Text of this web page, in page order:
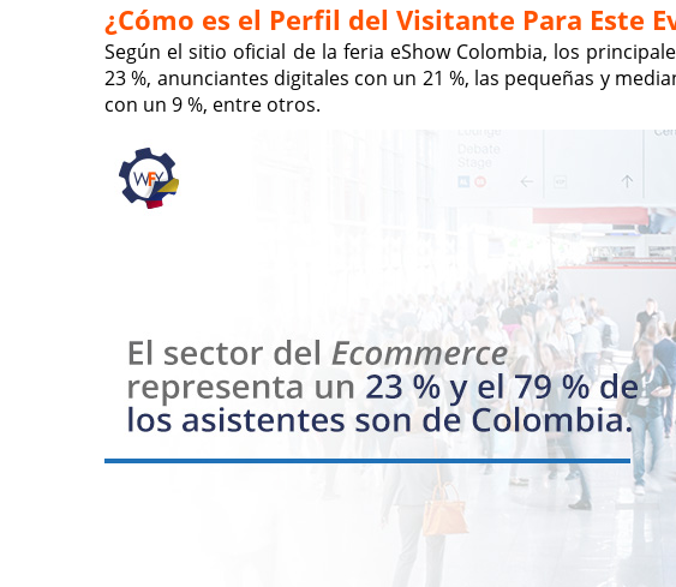
¿Cómo es el Perfil del Visitante Para Este
Según el sitio oficial de la feria eShow Colombia, los
23 %, anunciantes digitales con un 21 %, las pequeñas y
con un 9 %, entre otros.